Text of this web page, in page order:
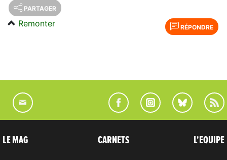
PARTAGER
RÉPONDRE
Remonter
LE MAG CARNETS L'EQUIPE